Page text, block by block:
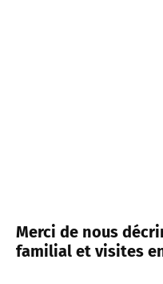
Merci de nous
familial et visites